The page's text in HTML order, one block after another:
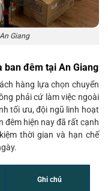
Giang
ban đêm tại An Giang
hàng lựa chọn chuyển
phải cứ làm việc ngoài
tối ưu, đội ngũ linh hoạt
đêm hiện nay đã rất cạnh
thời gian và hạn chế
Ghi chú